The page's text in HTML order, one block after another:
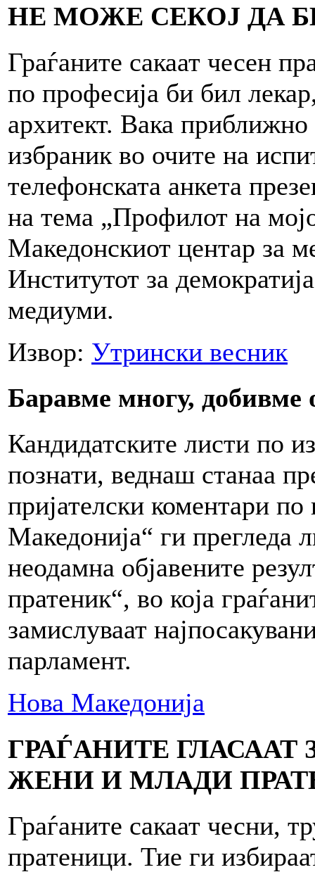
НЕ МОЖЕ СЕКОЈ ДА
Граѓаните сакаат чесен
по професија би бил
архитект. Вака приближно
избраник во очите на
телефонската анкета
на тема „Профилот на
Македонскиот центар за
Институтот за
медиуми.
Извор: Утрински весник
Баравме многу, добивме
Кандидатските листи по
познати, веднаш станаа
пријателски коментари
Македонија“ ги прегледа
неодамна објавените
пратеник“, во која
замислуваат
парламент.
Нова Македонија
ГРАЃАНИТЕ ГЛАСААТ
ЖЕНИ И МЛАДИ
Граѓаните сакаат чесни,
пратеници. Тие ги